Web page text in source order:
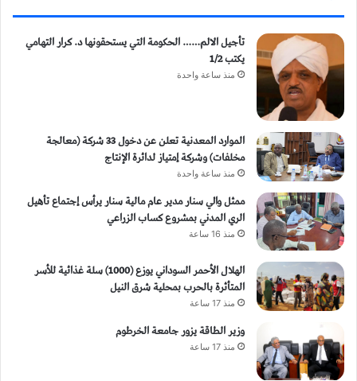
تأجيل الالم…… الحكومة التي يستحقونها د. كرار التهامي
يكتب 1/2
منذ ساعة واحدة
الموارد المعدنية تعلن عن دخول 33 شركة (معالجة
مخلفات) وشركة إمتياز لدائرة الإنتاج
منذ ساعة واحدة
ممثل والي سنار مدير عام مالية سنار يرأس إجتماع تأهيل
الري المدني بمشروع كساب الزراعي
منذ 16 ساعة
الهلال الأحمر السوداني يوزع (1000) سلة غذائية للأسر
المتأثرة بالحرب بمحلية شرق النيل
منذ 17 ساعة
وزير الطاقة يزور جامعة الخرطوم
منذ 17 ساعة